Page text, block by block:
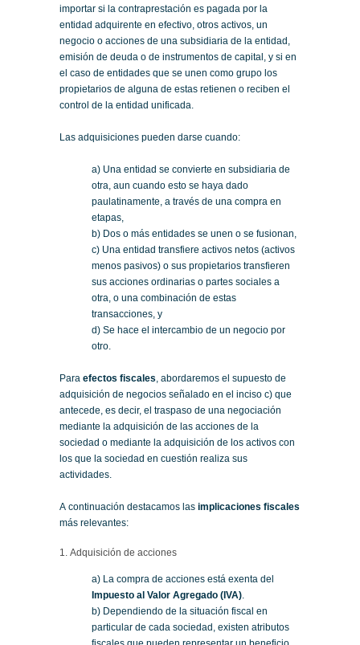
importar si la contraprestación es pagada por la
entidad adquirente en efectivo, otros activos, un
negocio o acciones de una subsidiaria de la entidad,
emisión de deuda o de instrumentos de capital, y si en
el caso de entidades que se unen como grupo los
propietarios de alguna de estas retienen o reciben el
control de la entidad unificada.
Las adquisiciones pueden darse cuando:
a) Una entidad se convierte en subsidiaria de
otra, aun cuando esto se haya dado
paulatinamente, a través de una compra en
etapas,
b) Dos o más entidades se unen o se fusionan,
c) Una entidad transfiere activos netos (activos
menos pasivos) o sus propietarios transfieren
sus acciones ordinarias o partes sociales a
otra, o una combinación de estas
transacciones, y
d) Se hace el intercambio de un negocio por
otro.
Para efectos fiscales, abordaremos el supuesto de
adquisición de negocios señalado en el inciso c) que
antecede, es decir, el traspaso de una negociación
mediante la adquisición de las acciones de la
sociedad o mediante la adquisición de los activos con
los que la sociedad en cuestión realiza sus
actividades.
A continuación destacamos las implicaciones fiscales
más relevantes:
1. Adquisición de acciones
a) La compra de acciones está exenta del
Impuesto al Valor Agregado (IVA).
b) Dependiendo de la situación fiscal en
particular de cada sociedad, existen atributos